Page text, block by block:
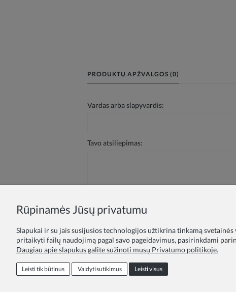
PRODUKTŲ APŽVALGOS (0)
Vardas arba slapyvardis:
Tavo atsiliepimas:
Siųsti
Lojalumo programa
Rūpinamės Jūsų privatumu
Slapukai ir su jais susijusios technologijos užtikrina tinkamą
pritaikyti failų naudojimą pagal savo pageidavimus, pasirinkdami
Daugiau apie slapukus galite sužinoti mūsų Privatumo politikoje.
Leisti tik būtinus Valdyti sutikimus Leisti visus